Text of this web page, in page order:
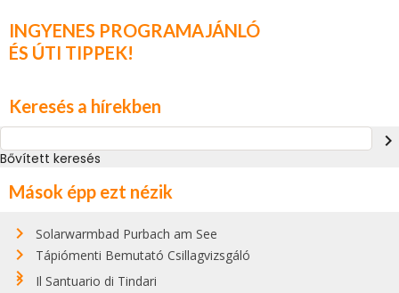
INGYENES PROGRAMAJÁNLÓ
ÉS ÚTI TIPPEK!
Keresés a hírekben
navigate_next
Bővített keresés
Mások épp ezt nézik
Solarwarmbad Purbach am See
Tápiómenti Bemutató Csillagvizsgáló
Il Santuario di Tindari